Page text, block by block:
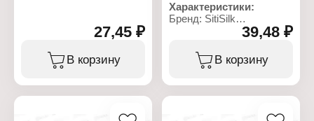
Характеристики:
Бренд: SitiSilk
Тип товара: Карандаш
для глаз
27,45 ₽
В корзину
Характеристики:
Бренд: SitiSilk
Артикул: LS-2021
Тип товара: Помада для
Тон: в ассортименте
39,48 ₽
В корзину